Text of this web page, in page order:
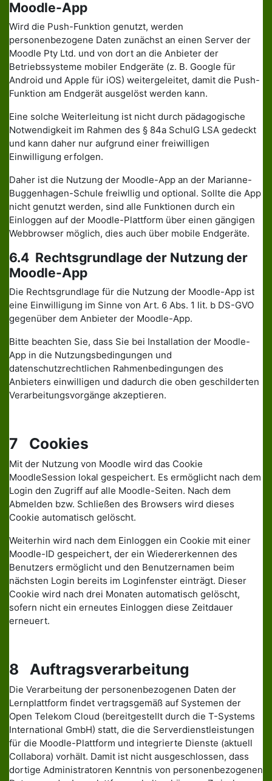
Moodle-App
Wird die Push-Funktion genutzt, werden
personenbezogene Daten zunächst an einen Server der
Moodle Pty Ltd. und von dort an die Anbieter der
Betriebssysteme mobiler Endgeräte (z. B. Google für
Android und Apple für iOS) weitergeleitet, damit die Push-
Funktion am Endgerät ausgelöst werden kann.
Eine solche Weiterleitung ist nicht durch pädagogische
Notwendigkeit im Rahmen des § 84a SchulG LSA gedeckt
und kann daher nur aufgrund einer freiwilligen
Einwilligung erfolgen.
Daher ist die Nutzung der Moodle-App an der Marianne-
Buggenhagen-Schule freiwllig und optional. Sollte die App
nicht genutzt werden, sind alle Funktionen durch ein
Einloggen auf der Moodle-Plattform über einen gängigen
Webbrowser möglich, dies auch über mobile Endgeräte.
6.4 Rechtsgrundlage der Nutzung der
Moodle-App
Die Rechtsgrundlage für die Nutzung der Moodle-App ist
eine Einwilligung im Sinne von Art. 6 Abs. 1 lit. b DS-GVO
gegenüber dem Anbieter der Moodle-App.
Bitte beachten Sie, dass Sie bei Installation der Moodle-
App in die Nutzungsbedingungen und
datenschutzrechtlichen Rahmenbedingungen des
Anbieters einwilligen und dadurch die oben geschilderten
Verarbeitungsvorgänge akzeptieren.
7 Cookies
Mit der Nutzung von Moodle wird das Cookie
MoodleSession lokal gespeichert. Es ermöglicht nach dem
Login den Zugriff auf alle Moodle-Seiten. Nach dem
Abmelden bzw. Schließen des Browsers wird dieses
Cookie automatisch gelöscht.
Weiterhin wird nach dem Einloggen ein Cookie mit einer
Moodle-ID gespeichert, der ein Wiedererkennen des
Benutzers ermöglicht und den Benutzernamen beim
nächsten Login bereits im Loginfenster einträgt. Dieser
Cookie wird nach drei Monaten automatisch gelöscht,
sofern nicht ein erneutes Einloggen diese Zeitdauer
erneuert.
8 Auftragsverarbeitung
Die Verarbeitung der personenbezogenen Daten der
Lernplattform findet vertragsgemäß auf Systemen der
Open Telekom Cloud (bereitgestellt durch die T-Systems
International GmbH) statt, die die Serverdienstleistungen
für die Moodle-Plattform und integrierte Dienste (aktuell
Collabora) vorhält. Damit ist nicht ausgeschlossen, dass
dortige Administratoren Kenntnis von personenbezogenen